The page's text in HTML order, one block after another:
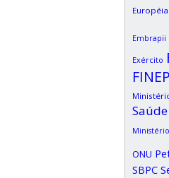
Européia
Embrapii
Exército
FINEP
Saúde
ONU
SBPC